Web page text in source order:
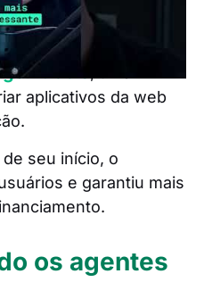
usando a
Bubble
aplicativos da web
seu início, o
e garantiu mais
os agentes